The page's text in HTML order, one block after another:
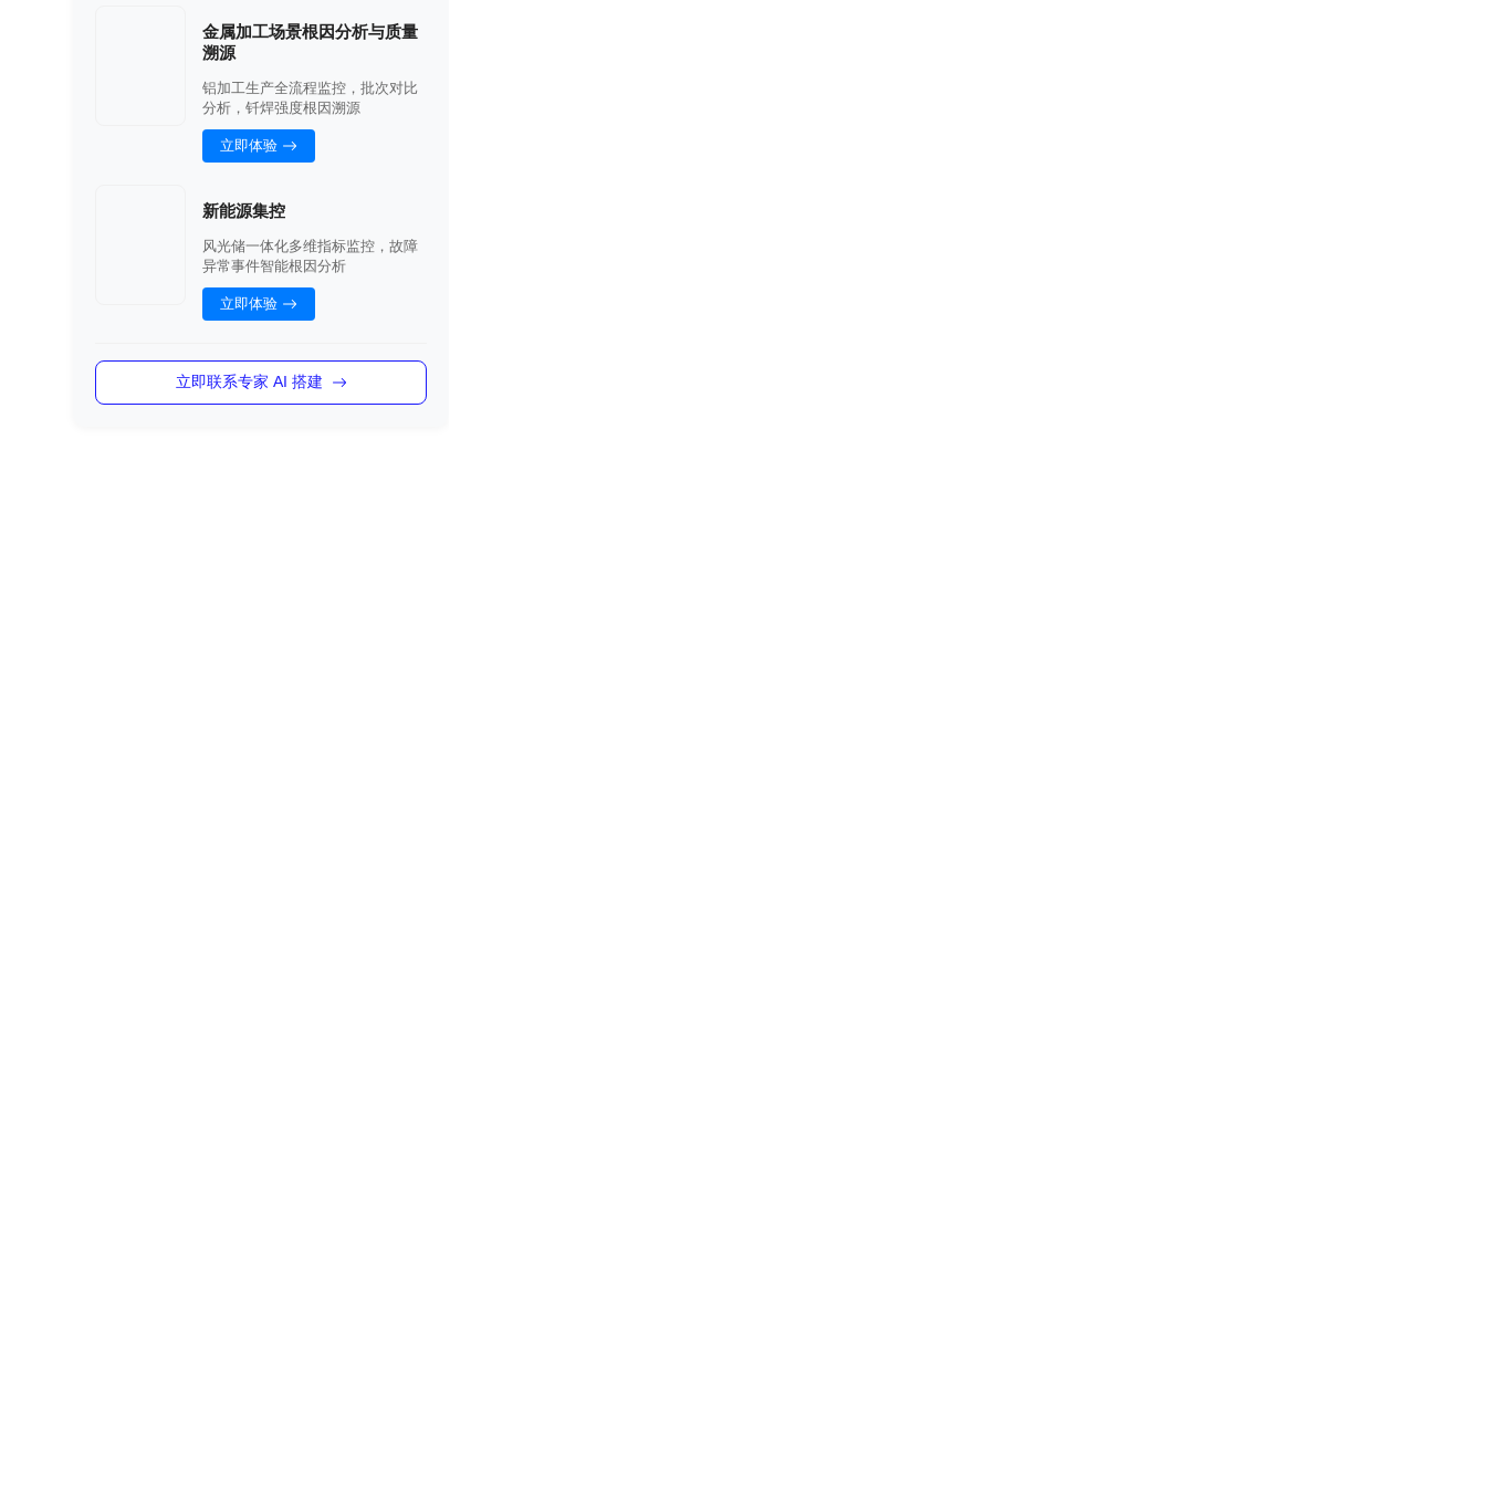
金属加工场景根因分析与质量
溯源
铝加工生产全流程监控，批次对比
分析，钎焊强度根因溯源
立即体验
新能源集控
风光储一体化多维指标监控，故障
异常事件智能根因分析
立即体验
立即联系专家 AI 搭建